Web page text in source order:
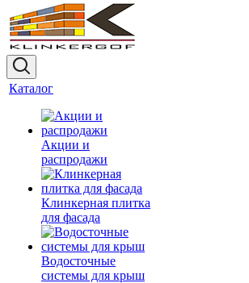
Каталог
Акции и
распродажи
Клинкерная плитка
для фасада
Водосточные
системы для крыш